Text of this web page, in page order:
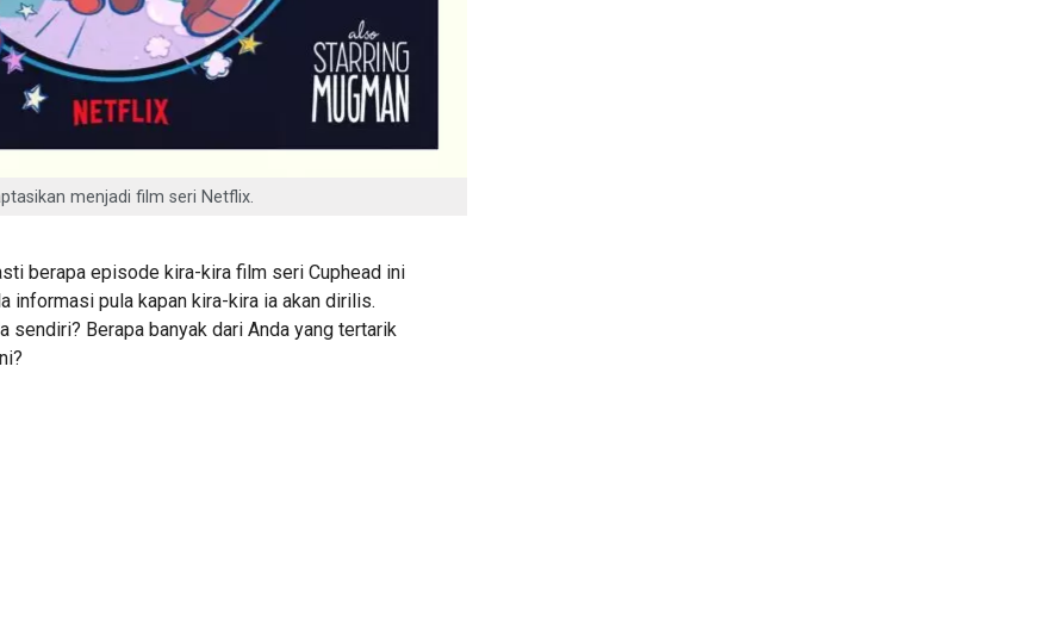
menjadi film seri Netflix.
berapa episode kira-kira film seri Cuphead ini
informasi pula kapan kira-kira ia akan dirilis.
sendiri? Berapa banyak dari Anda yang tertarik